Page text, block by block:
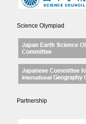
Science Olympiad
Partnership